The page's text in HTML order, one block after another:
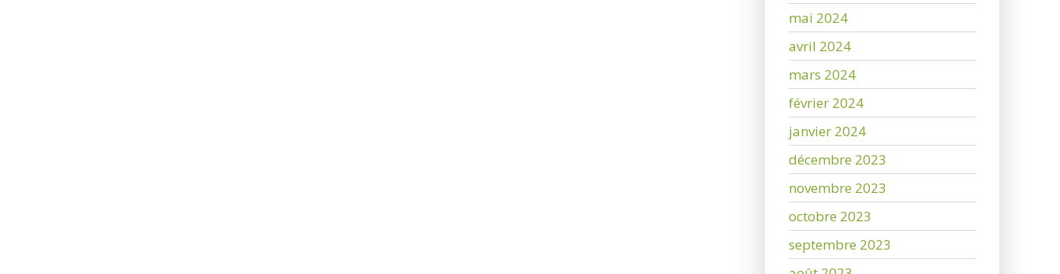
mai 2024
avril 2024
mars 2024
février 2024
janvier 2024
décembre 2023
novembre 2023
octobre 2023
septembre 2023